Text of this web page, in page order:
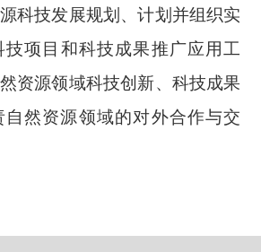
科技发展规划、计划并组织实
技项目和科技成果推广应用工
资源领域科技创新、科技成果
然资源领域的对外合作与交